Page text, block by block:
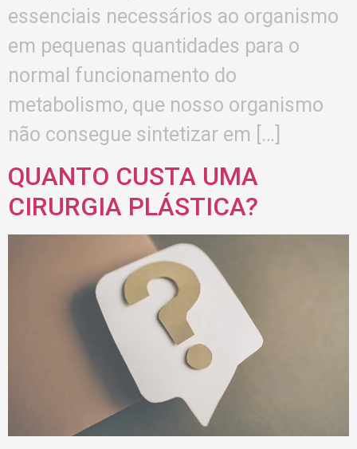
essenciais necessários ao organismo
em pequenas quantidades para o
normal funcionamento do
metabolismo, que nosso organismo
não consegue sintetizar em […]
QUANTO CUSTA UMA
CIRURGIA PLÁSTICA?